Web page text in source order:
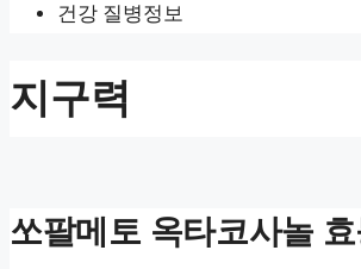
건강 질병정보
지구력
쏘팔메토 옥타코사놀